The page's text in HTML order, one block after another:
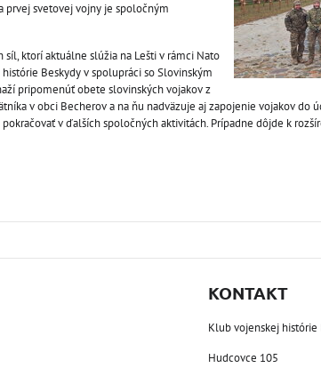
prvej svetovej vojny je spoločným
ktorí aktuálne slúžia na Lešti v rámci Nato
Beskydy v spolupráci so Slovinským
pripomenúť obete slovinských vojakov z
v obci Becherov a na ňu nadväzuje aj zapojenie vojakov do
v ďalších spoločných aktivitách. Prípadne dôjde k
KONTAKT
Klub vojenskej histórie
Hudcovce 105